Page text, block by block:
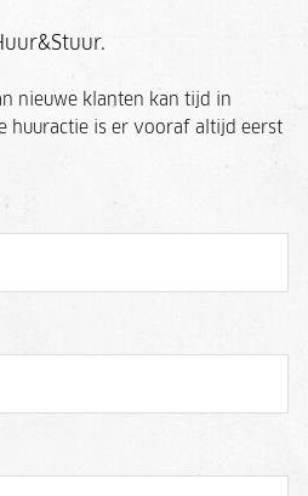
nieuwe klanten kan tijd in
huuractie is er vooraf altijd eerst